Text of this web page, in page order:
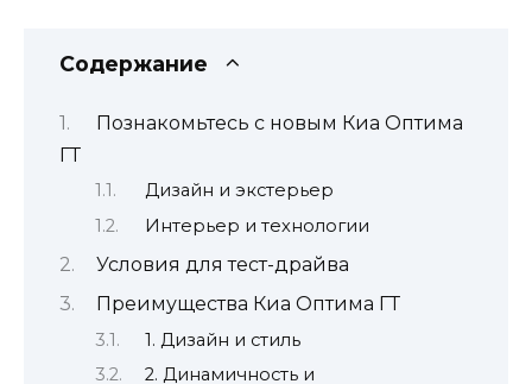
Содержание
Познакомьтесь с новым Киа Оптима
ГТ
Дизайн и экстерьер
Интерьер и технологии
Условия для тест-драйва
Преимущества Киа Оптима ГТ
1. Дизайн и стиль
2. Динамичность и